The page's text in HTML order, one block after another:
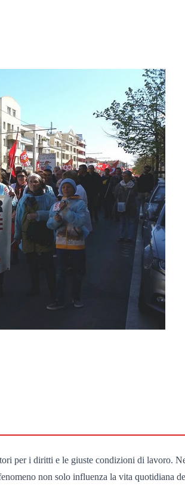
per i diritti e le giuste condizioni di lavoro.
non solo influenza la vita quotidiana